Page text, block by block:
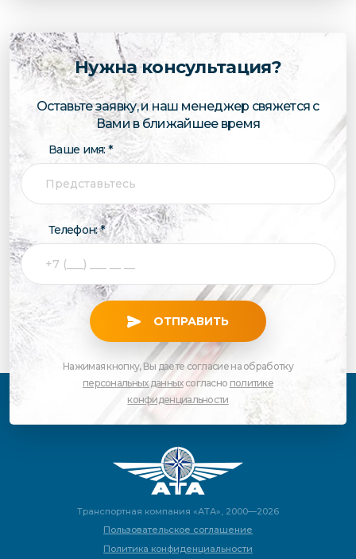
Нужна консультация?
Оставьте заявку, и наш менеджер свяжется с
Вами в ближайшее время
Ваше имя: *
Телефон: *
ОТПРАВИТЬ
Нажимая кнопку, Вы даете согласие на обработку
персональных данныхсогласно политике
конфиденциальности
Транспортная компания «АТА», 2000—2026
Пользовательское соглашение
Политика конфиденциальности